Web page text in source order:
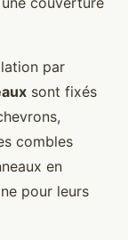
par
sont fixés
combles
en
pour leurs